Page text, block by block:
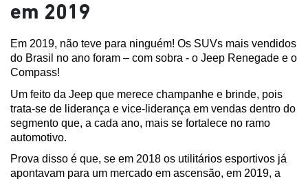
em 2019
Em 2019, não teve para ninguém! Os SUVs mais vendidos
do Brasil no ano foram – com sobra - o Jeep Renegade e o
Compass!
Um feito da Jeep que merece champanhe e brinde, pois
trata-se de liderança e vice-liderança em vendas dentro do
segmento que, a cada ano, mais se fortalece no ramo
automotivo.
Prova disso é que, se em 2018 os utilitários esportivos já
apontavam para um mercado em ascensão, em 2019, a